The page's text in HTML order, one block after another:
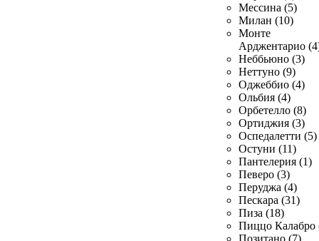
Мессина (5)
Милан (10)
Монте
Арджентарио
Неббьюно (3)
Неттуно (9)
Оджеббио (4)
Ольбия (4)
Орбетелло (8)
Ортиджия (3)
Оспедалетти (5)
Остуни (11)
Пантелерия (1)
Певеро (3)
Перуджа (4)
Пескара (31)
Пиза (18)
Пиццо Калабро
Позитано (7)